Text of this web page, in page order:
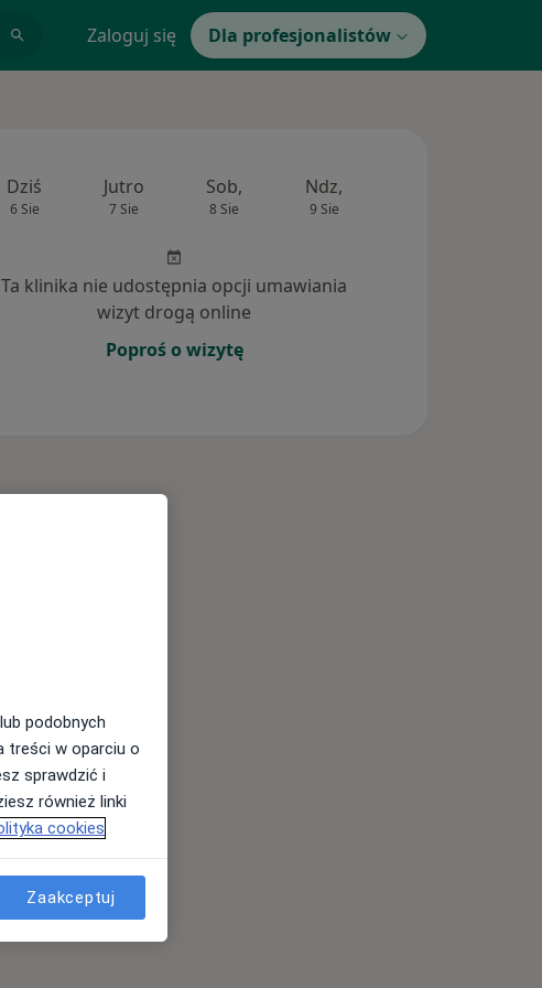
Zaloguj się Dla profesjonalistów
Dziś
6 Sie
Jutro
7 Sie
Sob,
8 Sie
Ndz,
9 Sie
Ta klinika nie udostępnia opcji umawiania
wizyt drogą online
Poproś o wizytę
podobnych
treści w oparciu o
sprawdzić i
również linki
cookies
Zaakceptuj